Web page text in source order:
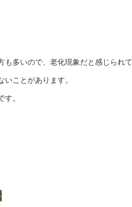
も多いので、老化現象だと感じられて
ことがあります。
。